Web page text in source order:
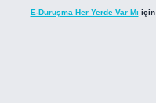
E-Duruşma Her Yerde Var Mı için